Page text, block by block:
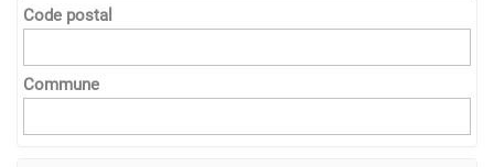
Code postal
Commune